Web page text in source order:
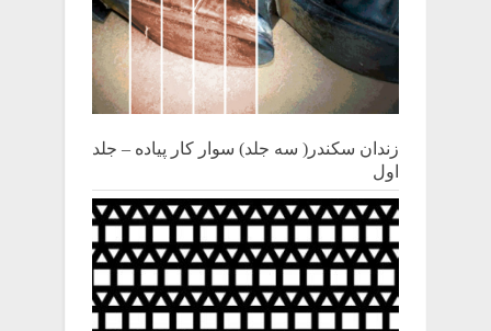
زندان سکندر( سه جلد) سوار کار پیاده – جلد
اول